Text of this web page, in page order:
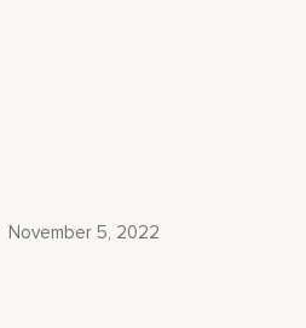
V für Verantwortung.
November 5, 2022